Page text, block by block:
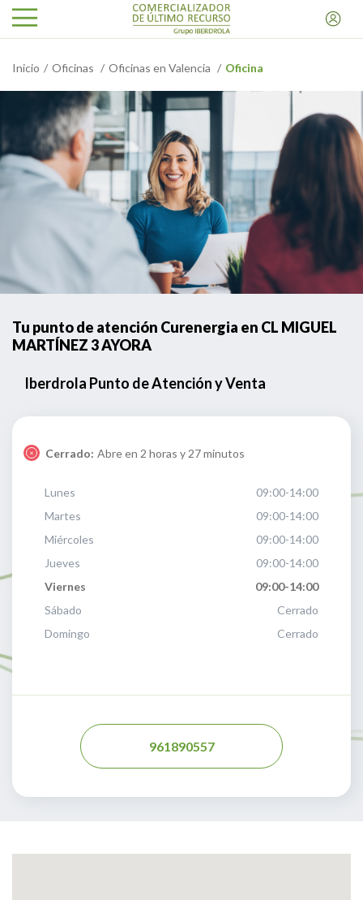
Inicio Oficinas Oficinas en Valencia Oficina
Tu punto de atención Curenergia en CL MIGUEL
MARTÍNEZ 3 AYORA
Iberdrola Punto de Atención y Venta
Cerrado: Abre en 2 horas y 27 minutos
Lunes
09:00-14:00
Martes
09:00-14:00
Miércoles
09:00-14:00
Jueves
09:00-14:00
Viernes
09:00-14:00
Sábado
Cerrado
Domingo
Cerrado
961890557